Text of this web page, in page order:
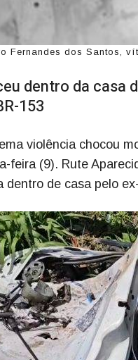
Fernandes dos Santos,
dentro da
153
violência chocou
feira (9). Rute
dentro de casa pelo